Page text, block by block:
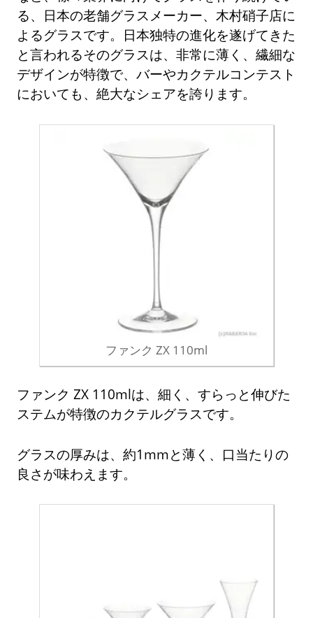
る、日本の老舗グラスメーカー、木村硝子店に
よるグラスです。日本独特の進化を遂げてきた
と言われるそのグラスは、非常に薄く、繊細な
デザインが特徴で、バーやカクテルコンテスト
においても、絶大なシェアを誇ります。
ファンク ZX 110ml
ファンク ZX 110mlは、細く、すらっと伸びた
ステムが特徴のカクテルグラスです。
グラスの厚みは、約1mmと薄く、口当たりの
良さが味わえます。